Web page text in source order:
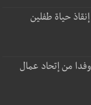
حياة طفلين
من إتحاد عمال